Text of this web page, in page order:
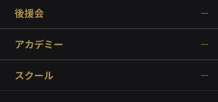
後援会
アカデミー
スクール